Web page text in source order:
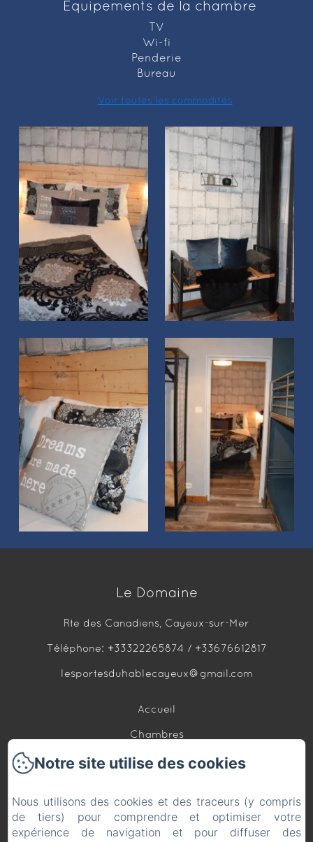
Equipements de la chambre
TV
Wi-fi
Penderie
Bureau
Voir toutes les commodités
Le Domaine
Rte des Canadiens, Cayeux-sur-Mer
Téléphone: +33322265874 / +33676612817
lesportesduhablecayeux@gmail.com
Accueil
Chambres
Bateau hébergement
Contact
Politique de confidentialité
Notre site utilise des cookies
Nous utilisons des cookies et des traceurs (y compris
de tiers) pour comprendre et optimiser votre
expérience de navigation et pour diffuser des